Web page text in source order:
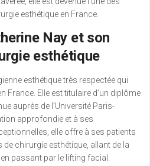
esthétique en France.
Nay et son
esthétique
esthétique très respectée qui
France. Elle est titulaire d’un diplôme
auprès de l’Université Paris-
approfondie et à ses
elle offre à ses patients
chirurgie esthétique, allant de la
passant par le lifting facial.